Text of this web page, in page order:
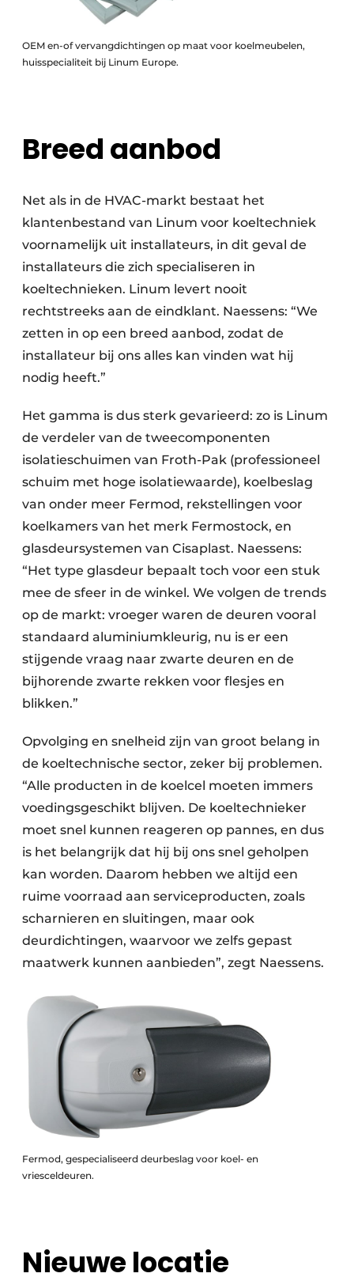
OEM en-of vervangdichtingen op maat voor koelmeubelen,
huisspecialiteit bij Linum Europe.
Breed aanbod
Net als in de HVAC-markt bestaat het
klantenbestand van Linum voor koeltechniek
voornamelijk uit installateurs, in dit geval de
installateurs die zich specialiseren in
koeltechnieken. Linum levert nooit
rechtstreeks aan de eindklant. Naessens: “We
zetten in op een breed aanbod, zodat de
installateur bij ons alles kan vinden wat hij
nodig heeft.”
Het gamma is dus sterk gevarieerd: zo is Linum
de verdeler van de tweecomponenten
isolatieschuimen van Froth-Pak (professioneel
schuim met hoge isolatiewaarde), koelbeslag
van onder meer Fermod, rekstellingen voor
koelkamers van het merk Fermostock, en
glasdeursystemen van Cisaplast. Naessens:
“Het type glasdeur bepaalt toch voor een stuk
mee de sfeer in de winkel. We volgen de trends
op de markt: vroeger waren de deuren vooral
standaard aluminiumkleurig, nu is er een
stijgende vraag naar zwarte deuren en de
bijhorende zwarte rekken voor flesjes en
blikken.”
Opvolging en snelheid zijn van groot belang in
de koeltechnische sector, zeker bij problemen.
“Alle producten in de koelcel moeten immers
voedingsgeschikt blijven. De koeltechnieker
moet snel kunnen reageren op pannes, en dus
is het belangrijk dat hij bij ons snel geholpen
kan worden. Daarom hebben we altijd een
ruime voorraad aan serviceproducten, zoals
scharnieren en sluitingen, maar ook
deurdichtingen, waarvoor we zelfs gepast
maatwerk kunnen aanbieden”, zegt Naessens.
Fermod, gespecialiseerd deurbeslag voor koel- en
vriesceldeuren.
Nieuwe locatie